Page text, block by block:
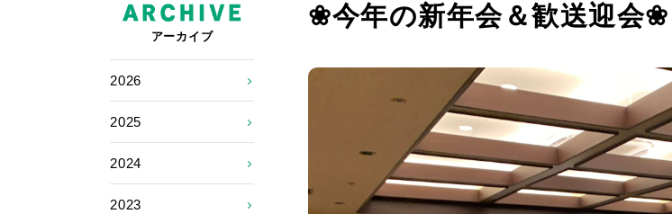
❀今年の新年会＆歓送迎会❀
アーカイブ
2026
2025
2024
2023